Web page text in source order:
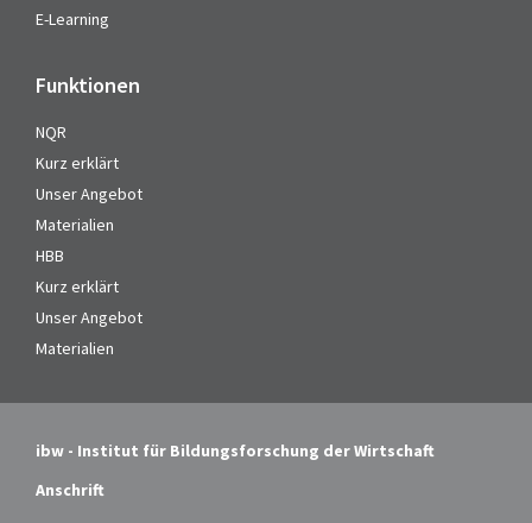
E-Learning
Funktionen
NQR
Kurz erklärt
Unser Angebot
Materialien
HBB
Kurz erklärt
Unser Angebot
Materialien
ibw - Institut für Bildungsforschung der Wirtschaft
Anschrift